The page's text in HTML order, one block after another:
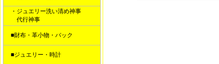
・ジュエリー洗い清め神事
代行神事
■財布・革小物・バック
■ジュエリー・時計